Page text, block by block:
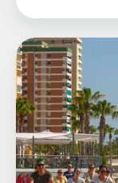
10
tips
voor
goed
werkgeverschap:
word
de